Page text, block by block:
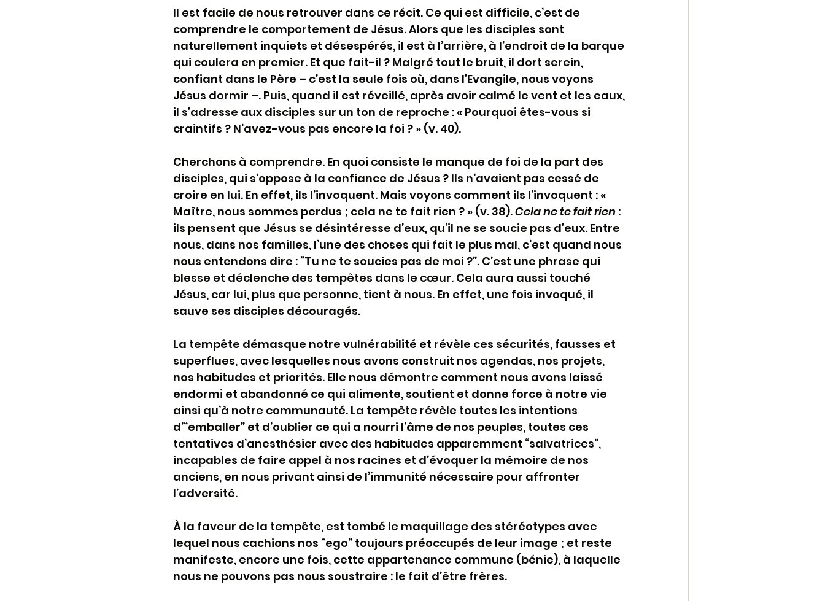
Il est facile de nous retrouver dans ce récit. Ce qui est difficile, c’est de
comprendre le comportement de Jésus. Alors que les disciples sont
naturellement inquiets et désespérés, il est à l’arrière, à l’endroit de la barque
qui coulera en premier. Et que fait-il ? Malgré tout le bruit, il dort serein,
confiant dans le Père – c’est la seule fois où, dans l’Evangile, nous voyons
Jésus dormir –. Puis, quand il est réveillé, après avoir calmé le vent et les eaux,
il s’adresse aux disciples sur un ton de reproche : « Pourquoi êtes-vous si
craintifs ? N’avez-vous pas encore la foi ? » (v. 40).
Cherchons à comprendre. En quoi consiste le manque de foi de la part des
disciples, qui s’oppose à la confiance de Jésus ? Ils n’avaient pas cessé de
croire en lui. En effet, ils l’invoquent. Mais voyons comment ils l’invoquent : «
Maître, nous sommes perdus ; cela ne te fait rien ? » (v. 38). Cela ne te fait rien :
ils pensent que Jésus se désintéresse d’eux, qu’il ne se soucie pas d’eux. Entre
nous, dans nos familles, l’une des choses qui fait le plus mal, c’est quand nous
nous entendons dire : “Tu ne te soucies pas de moi ?”. C’est une phrase qui
blesse et déclenche des tempêtes dans le cœur. Cela aura aussi touché
Jésus, car lui, plus que personne, tient à nous. En effet, une fois invoqué, il
sauve ses disciples découragés.
La tempête démasque notre vulnérabilité et révèle ces sécurités, fausses et
superflues, avec lesquelles nous avons construit nos agendas, nos projets,
nos habitudes et priorités. Elle nous démontre comment nous avons laissé
endormi et abandonné ce qui alimente, soutient et donne force à notre vie
ainsi qu’à notre communauté. La tempête révèle toutes les intentions
d’“emballer” et d’oublier ce qui a nourri l’âme de nos peuples, toutes ces
tentatives d’anesthésier avec des habitudes apparemment “salvatrices”,
incapables de faire appel à nos racines et d’évoquer la mémoire de nos
anciens, en nous privant ainsi de l’immunité nécessaire pour affronter
l’adversité.
À la faveur de la tempête, est tombé le maquillage des stéréotypes avec
lequel nous cachions nos “ego” toujours préoccupés de leur image ; et reste
manifeste, encore une fois, cette appartenance commune (bénie), à laquelle
nous ne pouvons pas nous soustraire : le fait d’être frères.